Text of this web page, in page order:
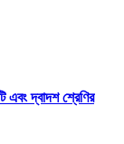
এবং দ্বাদশ শ্রেণির